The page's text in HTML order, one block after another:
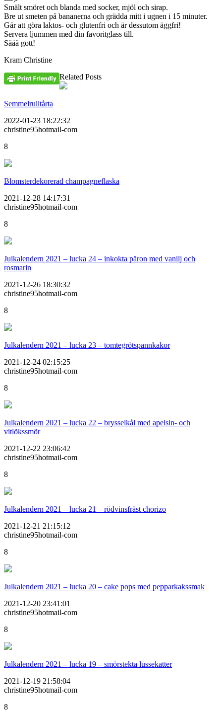
Smält smöret och blanda med socker, mjöl och sirap.
Bre ut smeten på bananerna och grädda mitt i ugnen i 15 minuter.
Går att göra laktos- och glutenfri och är dessutom äggfri!
Servera ljummen med din favoritglass till.
Sååå gott!
Kram Christine
Related Posts
Semmelrulltårta
2022-01-23 18:22:32
christine95hotmail-com
8
Blomsterdekorerad champagneflaska
2021-12-28 14:17:31
christine95hotmail-com
8
Julkalendern 2021 – lucka 24 – inkokta päron med vanilj och
rosmarin
2021-12-26 18:30:32
christine95hotmail-com
8
Julkalendern 2021 – lucka 23 – tomtegrötspannkakor
2021-12-24 02:15:25
christine95hotmail-com
8
Julkalendern 2021 – lucka 22 – brysselkål med apelsin- och
vitlökssmör
2021-12-22 23:06:42
christine95hotmail-com
8
Julkalendern 2021 – lucka 21 – rödvinsfräst chorizo
2021-12-21 21:15:12
christine95hotmail-com
8
Julkalendern 2021 – lucka 20 – cake pops med pepparkakssmak
2021-12-20 23:41:01
christine95hotmail-com
8
Julkalendern 2021 – lucka 19 – smörstekta lussekatter
2021-12-19 21:58:04
christine95hotmail-com
8